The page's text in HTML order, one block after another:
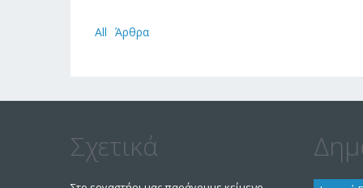
All Άρθρα
Σχετικά